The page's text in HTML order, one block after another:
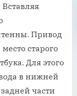
Вставляя
Привод
старого
Для этого
в нижней
части